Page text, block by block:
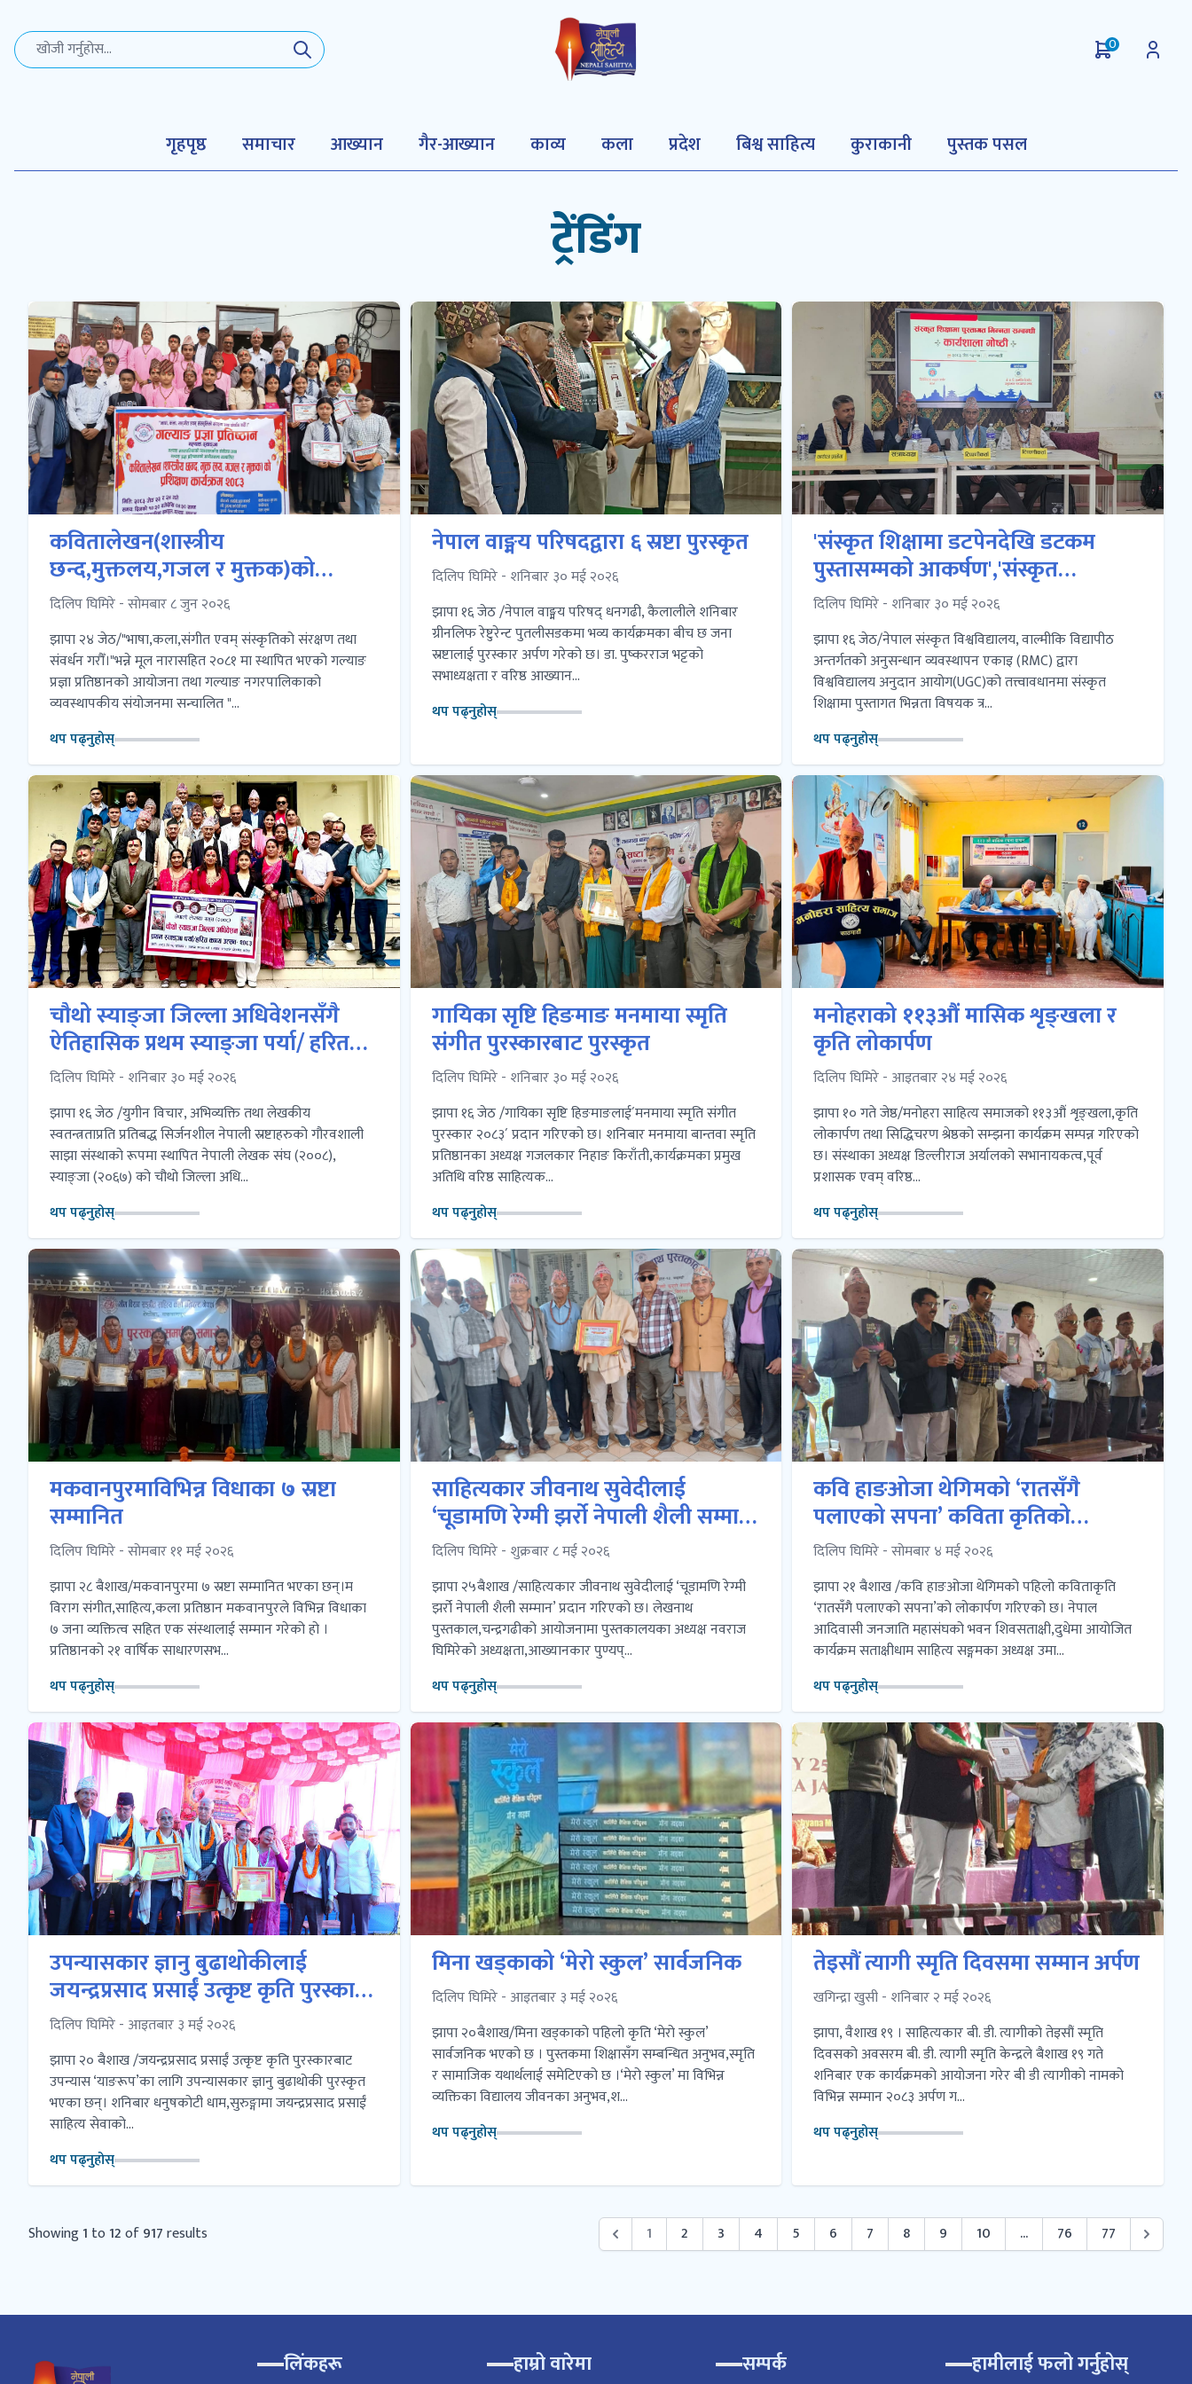
0
गृहपृष्ठ समाचार आख्यान गैर-आख्यान काव्य कला प्रदेश बिश्व साहित्य कुराकानी पुस्तक पसल
ट्रेंडिंग
कवितालेखन(शास्त्रीय
छन्द,मुक्तलय,गजल र मुक्तक)को
प्रशिक्षण कार्यक्रम-२०८३ सम्पन्न
दिलिप घिमिरे - सोमबार ८ जुन २०२६
झापा २४ जेठ/"भाषा,कला,संगीत एवम् संस्कृतिको संरक्षण तथा
संवर्धन गरौँ।"भन्ने मूल नारासहित २०८१ मा स्थापित भएको गल्याङ
प्रज्ञा प्रतिष्ठानको आयोजना तथा गल्याङ नगरपालिकाको
व्यवस्थापकीय संयोजनमा सन्चालित "...
थप पढ्नुहोस्
नेपाल वाङ्मय परिषदद्वारा ६ स्रष्टा पुरस्कृत
दिलिप घिमिरे - शनिबार ३० मई २०२६
झापा १६ जेठ /नेपाल वाङ्मय परिषद् धनगढी, कैलालीले शनिबार
ग्रीनलिफ रेष्टुरेन्ट पुतलीसडकमा भव्य कार्यक्रमका बीच छ जना
स्रष्टालाई पुरस्कार अर्पण गरेको छ। डा. पुष्करराज भट्टको
सभाध्यक्षता र वरिष्ठ आख्यान...
थप पढ्नुहोस्
'संस्कृत शिक्षामा डटपेनदेखि डटकम
पुस्तासम्मको आकर्षण','संस्कृत
शिक्षणसम्बद्ध त्रिदिवसीय कार्यशाला
गोष्ठी सम्पन्न
दिलिप घिमिरे - शनिबार ३० मई २०२६
झापा १६ जेठ/नेपाल संस्कृत विश्वविद्यालय, वाल्मीकि विद्यापीठ
अन्तर्गतको अनुसन्धान व्यवस्थापन एकाइ (RMC) द्वारा
विश्वविद्यालय अनुदान आयोग(UGC)को तत्त्वावधानमा संस्कृत
शिक्षामा पुस्तागत भिन्नता विषयक त्र...
थप पढ्नुहोस्
चौथो स्याङ्जा जिल्ला अधिवेशनसँगै
ऐतिहासिक प्रथम स्याङ्जा पर्या/ हरित
काव्य उत्सव- २०८३ सम्पन्न
दिलिप घिमिरे - शनिबार ३० मई २०२६
झापा १६ जेठ /युगीन विचार, अभिव्यक्ति तथा लेखकीय
स्वतन्त्रताप्रति प्रतिबद्ध सिर्जनशील नेपाली स्रष्टाहरुको गौरवशाली
साझा संस्थाको रूपमा स्थापित नेपाली लेखक संघ (२००८),
स्याङ्जा (२०६७) को चौथो जिल्ला अधि...
थप पढ्नुहोस्
गायिका सृष्टि हिङमाङ मनमाया स्मृति
संगीत पुरस्कारबाट पुरस्कृत
दिलिप घिमिरे - शनिबार ३० मई २०२६
झापा १६ जेठ /गायिका सृष्टि हिङमाङलाई´मनमाया स्मृति संगीत
पुरस्कार २०८३´ प्रदान गरिएको छ। शनिबार मनमाया बान्तवा स्मृति
प्रतिष्ठानका अध्यक्ष गजलकार निहाङ किराँती,कार्यक्रमका प्रमुख
अतिथि वरिष्ठ साहित्यक...
थप पढ्नुहोस्
मनोहराको ११३औं मासिक शृङ्खला र
कृति लोकार्पण
दिलिप घिमिरे - आइतबार २४ मई २०२६
झापा १० गते जेष्ठ/मनोहरा साहित्य समाजको ११३औं शृङ्खला,कृति
लोकार्पण तथा सिद्धिचरण श्रेष्ठको सम्झना कार्यक्रम सम्पन्न गरिएको
छ। संस्थाका अध्यक्ष डिल्लीराज अर्यालको सभानायकत्व,पूर्व
प्रशासक एवम् वरिष्ठ...
थप पढ्नुहोस्
मकवानपुरमाविभिन्न विधाका ७ स्रष्टा
सम्मानित
दिलिप घिमिरे - सोमबार ११ मई २०२६
झापा २८ बैशाख/मकवानपुरमा ७ स्रष्टा सम्मानित भएका छन्।म
विराग संगीत,साहित्य,कला प्रतिष्ठान मकवानपुरले विभिन्न विधाका
७ जना व्यक्तित्व सहित एक संस्थालाई सम्मान गरेको हो ।
प्रतिष्ठानको २१ वार्षिक साधारणसभ...
थप पढ्नुहोस्
साहित्यकार जीवनाथ सुवेदीलाई
‘चूडामणि रेग्मी झर्रो नेपाली शैली सम्मान’
प्रदान
दिलिप घिमिरे - शुक्रबार ८ मई २०२६
झापा २५बैशाख /साहित्यकार जीवनाथ सुवेदीलाई ‘चूडामणि रेग्मी
झर्रो नेपाली शैली सम्मान’ प्रदान गरिएको छ। लेखनाथ
पुस्तकाल,चन्द्रगढीको आयोजनामा पुस्तकालयका अध्यक्ष नवराज
घिमिरेको अध्यक्षता,आख्यानकार पुण्यप्...
थप पढ्नुहोस्
कवि हाङओजा थेगिमको ‘रातसँगै
पलाएको सपना’ कविता कृतिको
लोकार्पण
दिलिप घिमिरे - सोमबार ४ मई २०२६
झापा २१ बैशाख /कवि हाङओजा थेगिमको पहिलो कविताकृति
‘रातसँगै पलाएको सपना’को लोकार्पण गरिएको छ। नेपाल
आदिवासी जनजाति महासंघको भवन शिवसताक्षी,दुधेमा आयोजित
कार्यक्रम सताक्षीधाम साहित्य सङ्गमका अध्यक्ष उमा...
थप पढ्नुहोस्
उपन्यासकार ज्ञानु बुढाथोकीलाई
जयन्द्रप्रसाद प्रसाईं उत्कृष्ट कृति पुरस्कार
प्रदान
दिलिप घिमिरे - आइतबार ३ मई २०२६
झापा २० बैशाख /जयन्द्रप्रसाद प्रसाईं उत्कृष्ट कृति पुरस्कारबाट
उपन्यास ‘याङरूप’का लागि उपन्यासकार ज्ञानु बुढाथोकी पुरस्कृत
भएका छन्। शनिबार धनुषकोटी धाम,सुरुङ्गामा जयन्द्रप्रसाद प्रसाईं
साहित्य सेवाको...
थप पढ्नुहोस्
मिना खड्काको ‘मेरो स्कुल’ सार्वजनिक
दिलिप घिमिरे - आइतबार ३ मई २०२६
झापा २०बैशाख/मिना खड्काको पहिलो कृति ‘मेरो स्कुल’
सार्वजनिक भएको छ । पुस्तकमा शिक्षासँग सम्बन्धित अनुभव,स्मृति
र सामाजिक यथार्थलाई समेटिएको छ ।‘मेरो स्कुल’ मा विभिन्न
व्यक्तिका विद्यालय जीवनका अनुभव,श...
थप पढ्नुहोस्
तेइसौं त्यागी स्मृति दिवसमा सम्मान अर्पण
खगिन्द्रा खुसी - शनिबार २ मई २०२६
झापा, वैशाख १९ । साहित्यकार बी. डी. त्यागीको तेइसौं स्मृति
दिवसको अवसरम बी. डी. त्यागी स्मृति केन्द्रले बैशाख १९ गते
शनिबार एक कार्यक्रमको आयोजना गरेर बी डी त्यागीको नामको
विभिन्न सम्मान २०८३ अर्पण ग...
थप पढ्नुहोस्
Showing1 to 12of917results 1 2 3 4 5 6 7 8 9 10 ... 76 77
लिंकहरू हाम्रो वारेमा सम्पर्क हामीलाई फलो गर्नुहोस्